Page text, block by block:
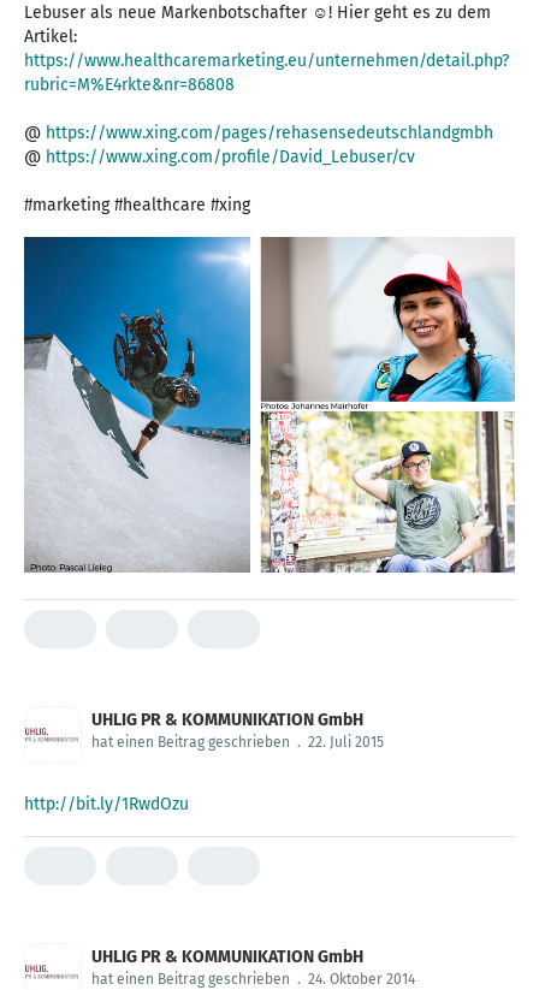
Lebuser als neue Markenbotschafter ☺️! Hier geht es zu dem
https://www.healthcaremarketing.eu/unternehmen/detail.php?
rubric=M%E4rkte&nr=86808
@ https://www.xing.com/pages/rehasensedeutschlandgmbh
@ https://www.xing.com/profile/David_Lebuser/cv
#marketing #healthcare #xing
UHLIG PR & KOMMUNIKATION GmbH
hat einen Beitrag geschrieben . 22. Juli 2015
http://bit.ly/1RwdOzu
UHLIG PR & KOMMUNIKATION GmbH
hat einen Beitrag geschrieben . 24. Oktober 2014